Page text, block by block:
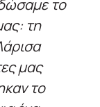
το
τη
μας
το